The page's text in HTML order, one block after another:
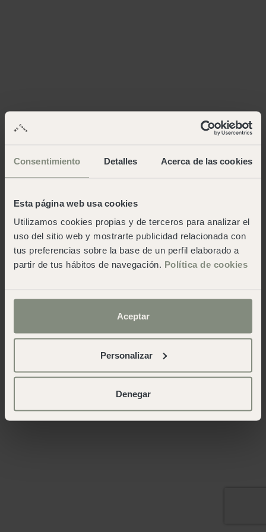
Consentimiento Detalles Acerca de las cookies
Esta página web usa cookies
Utilizamos cookies propias y de terceros para analizar el
uso del sitio web y mostrarte publicidad relacionada con
tus preferencias sobre la base de un perfil elaborado a
partir de tus hábitos de navegación. Política de cookies
Aceptar
Personalizar
Denegar